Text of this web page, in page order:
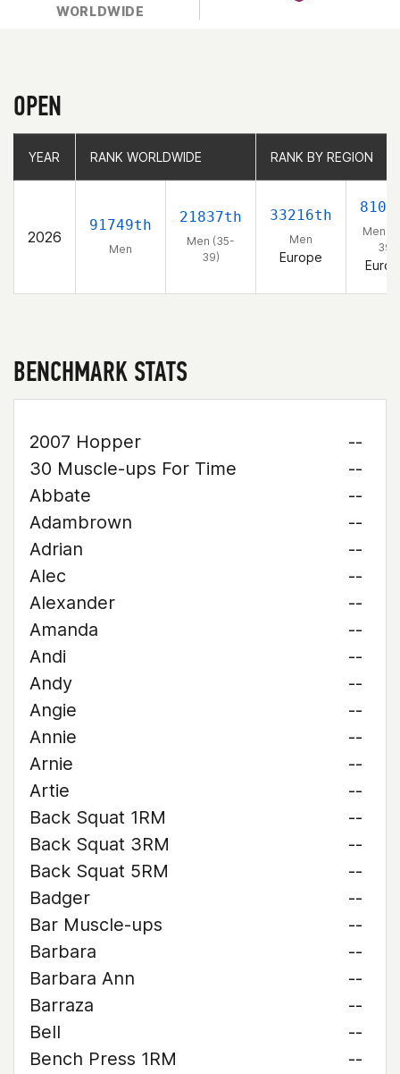
WORLDWIDE
OPEN
YEAR RANK WORLDWIDE RANK BY REGION
2026
91749th
Men
21837th
Men (35-
39)
33216th
Men
Europe
Men
39)
YEAR RANK WORLDWIDE RANK BY REGION
BENCHMARK STATS
2007 Hopper
--
30 Muscle-ups For Time
--
Abbate
--
Adambrown
--
Adrian
--
Alec
--
Alexander
--
Amanda
--
Andi
--
Andy
--
Angie
--
Annie
--
Arnie
--
Artie
--
Back Squat 1RM
--
Back Squat 3RM
--
Back Squat 5RM
--
Badger
--
Bar Muscle-ups
--
Barbara
--
Barbara Ann
--
Barraza
--
Bell
--
Bench Press 1RM
--